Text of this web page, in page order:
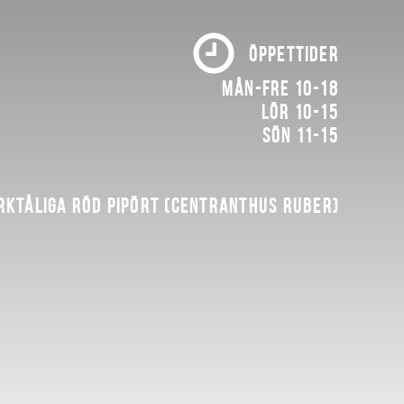
ÖPPETTIDER
Mån-fre 10-18
Lör 10-15
Sön 11-15
röd pipört (Centranthus ruber)